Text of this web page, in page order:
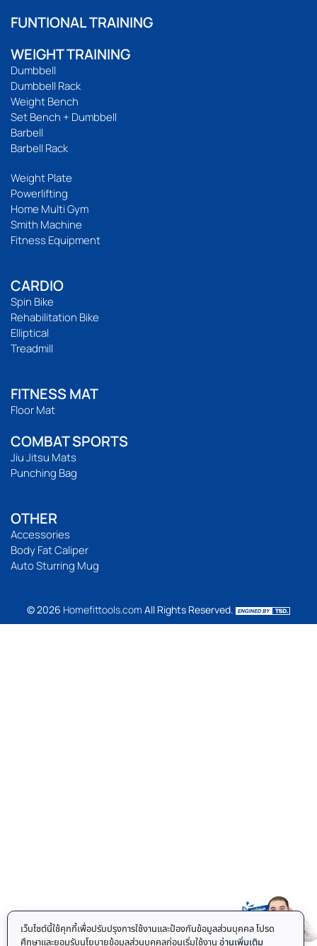
FUNTIONAL TRAINING
WEIGHT TRAINING
Dumbbell
Dumbbell Rack
Weight Bench
Set Bench + Dumbbell
Barbell
Barbell Rack
Weight Plate
Powerlifting
Home Multi Gym
Smith Machine
Fitness Equipment
CARDIO
Spin Bike
Rehabilitation Bike
Elliptical
Treadmill
FITNESS MAT
Floor Mat
COMBAT SPORTS
Jiu Jitsu Mats
Punching Bag
OTHER
Accessories
Body Fat Caliper
Auto Sturring Mug
© 2026 Homefittools.com All Rights Reserved.
เว็บไซต์นี้ใช้คุกกี้เพื่อปรับปรุงการใช้งานและป้องกันข้อมูลส่วนบุคคล โปรด
ศึกษาและยอมรับนโยบายข้อมูลส่วนบุคคลก่อนเริ่มใช้งาน อ่านเพิ่มเติม